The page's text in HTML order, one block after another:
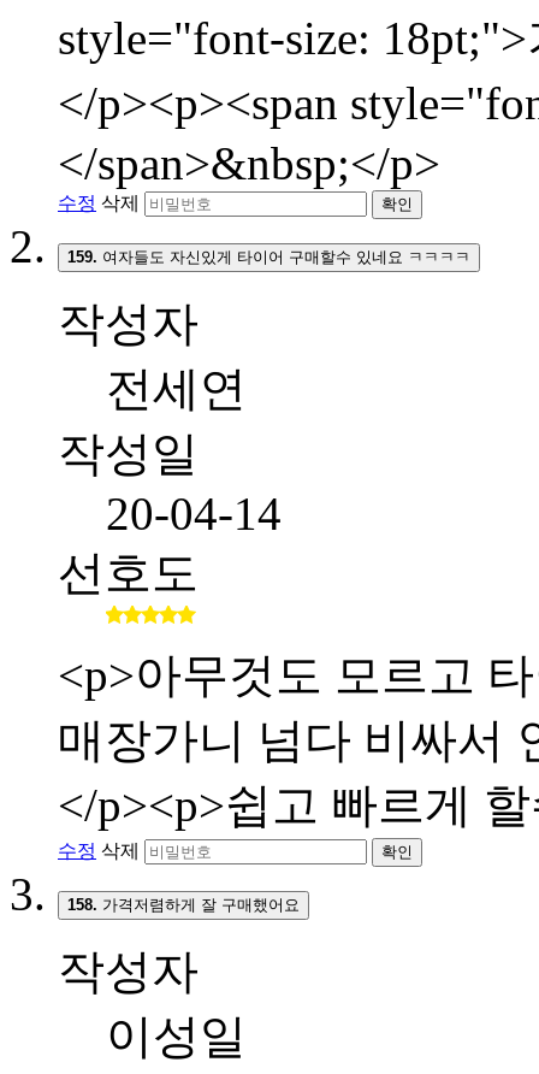
style="font-size:
</p><p><span
</span>&nbsp;</p>
수정 삭제 확인
159. 여자들도 자신있게 타이어 구매할수 있네요 ㅋㅋㅋㅋ
작성자
전세연
작성일
20-04-14
선호도
<p>아무것도 모르고
매장가니 넘다 비싸서
</p><p>쉽고 빠르게
수정 삭제 확인
158. 가격저렴하게 잘 구매했어요
작성자
이성일